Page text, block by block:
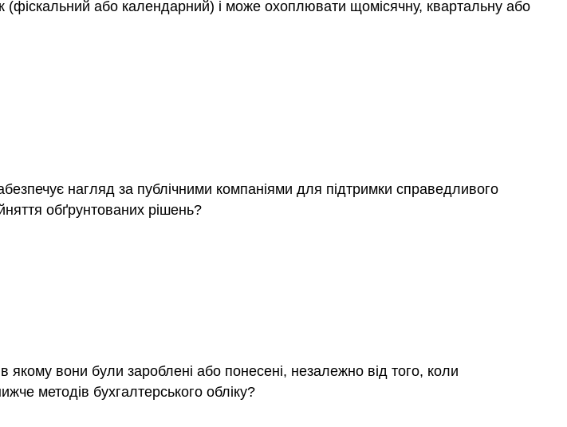
(фіскальний або календарний) і може охоплювати щомісячну, квартальну або
нагляд за публічними компаніями для підтримки справедливого
обґрунтованих рішень?
якому вони були зароблені або понесені, незалежно від того, коли
методів бухгалтерського обліку?